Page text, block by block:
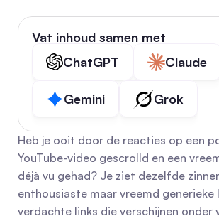
Vat inhoud samen met
ChatGPT
Claude
Gemini Grok
Heb je ooit door de reacties op een
YouTube-video gescrolld en een
déjà vu gehad? Je ziet dezelfde
enthousiaste maar vreemd
verdachte links die verschijnen onder